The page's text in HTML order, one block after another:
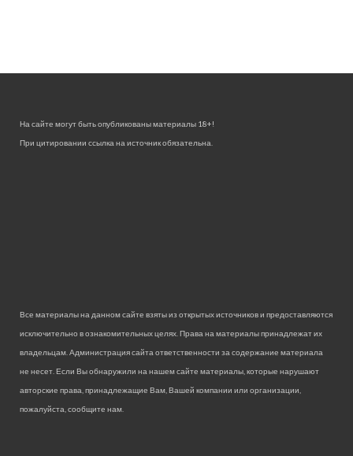
На сайте могут быть опубликованы материалы 18+!
При цитировании ссылка на источник обязательна.
Все материалы на данном сайте взяты из открытых источников и предоставляются
исключительно в ознакомительных целях. Права на материалы принадлежат их
владельцам. Администрация сайта ответственности за содержание материала
не несет. Если Вы обнаружили на нашем сайте материалы, которые нарушают
авторские права, принадлежащие Вам, Вашей компании или организации,
пожалуйста, сообщите нам.